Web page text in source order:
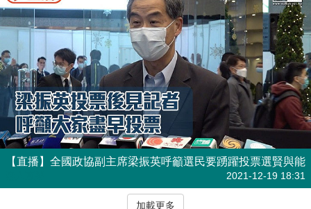
【直播】全國政協副主席梁振英呼籲選民要踴躍投票選賢與能
2021-12-19 18:31
加載更多